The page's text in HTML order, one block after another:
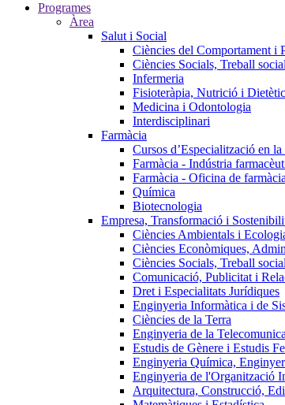
Programes
Àrea
Salut i Social
Ciències del Comportament i
Ciències Socials, Treball
Infermeria
Fisioteràpia, Nutrició i
Medicina i Odontologia
Interdisciplinari
Farmàcia
Cursos d’Especialització en
Farmàcia - Indústria
Farmàcia - Oficina de farmàcia
Química
Biotecnologia
Empresa, Transformació i
Ciències Ambientals i
Ciències Econòmiques,
Ciències Socials, Treball
Comunicació, Publicitat i
Dret i Especialitats Jurídiques
Enginyeria Informàtica i de
Ciències de la Terra
Enginyeria de la
Estudis de Gènere i Estudis
Enginyeria Química,
Enginyeria de l'Organització
Arquitectura, Construcció,